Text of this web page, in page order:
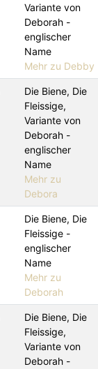
Variante von
Deborah -
englischer
Name
Mehr zu Debby
Die Biene, Die
Fleissige,
Variante von
Deborah -
englischer
Name
Mehr zu
Debora
Die Biene, Die
Fleissige -
englischer
Name
Mehr zu
Deborah
Die Biene, Die
Fleissige,
Variante von
Deborah -